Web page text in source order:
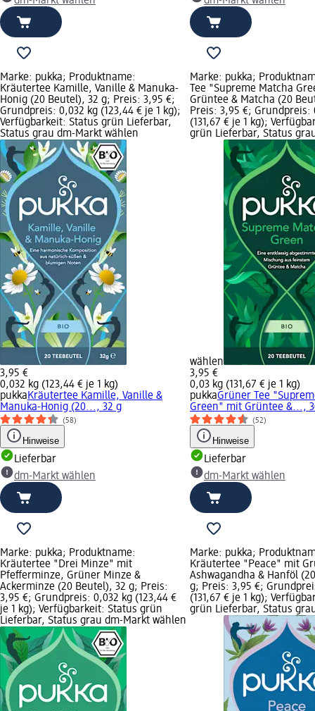
Marke: pukka; Produktname:
Kräutertee Kamille, Vanille & Manuka-
Honig (20 Beutel), 32 g; Preis: 3,95 €;
Grundpreis: 0,032 kg (123,44 € je 1 kg);
Verfügbarkeit: Status grün Lieferbar,
Status grau dm-Markt wählen
3,95 €
0,032 kg (123,44 € je 1 kg)
pukkaKräutertee Kamille, Vanille &
Manuka-Honig (20..., 32 g
(58)
Hinweise
Lieferbar
dm-Markt wählen
Marke: pukka;
Tee "Supreme Matcha
Grüntee & Matcha (20
Preis: 3,95 €; Grundpreis:
(131,67 € je 1 kg);
grün Lieferbar, Status
wählen
3,95 €
0,03 kg (131,67 € je 1 kg)
pukkaGrüner Tee
Green" mit Grüntee &...,
(52)
Hinweise
Lieferbar
dm-Markt wählen
Marke: pukka; Produktname:
Kräutertee "Drei Minze" mit
Pfefferminze, Grüner Minze &
Ackerminze (20 Beutel), 32 g; Preis:
3,95 €; Grundpreis: 0,032 kg (123,44 €
je 1 kg); Verfügbarkeit: Status grün
Lieferbar, Status grau dm-Markt wählen
Marke: pukka;
Kräutertee "Peace" mit
Ashwagandha & Hanföl
g; Preis: 3,95 €;
(131,67 € je 1 kg);
grün Lieferbar, Status